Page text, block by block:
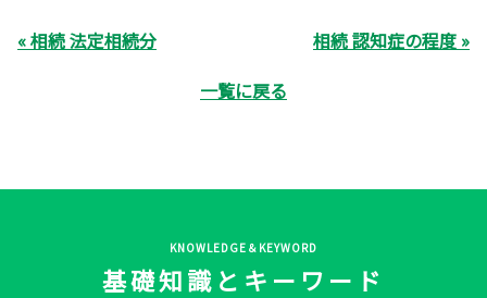
« 相続 法定相続分
相続 認知症の程度 »
一覧に戻る
KNOWLEDGE＆KEYWORD
基礎知識とキーワード